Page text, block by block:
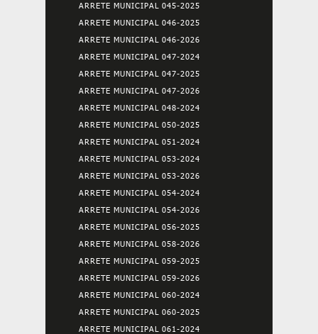
ARRETE MUNICIPAL 045-2025
ARRETE MUNICIPAL 046-2025
ARRETE MUNICIPAL 046-2026
ARRETE MUNICIPAL 047-2024
ARRETE MUNICIPAL 047-2025
ARRETE MUNICIPAL 047-2026
ARRETE MUNICIPAL 048-2024
ARRETE MUNICIPAL 050-2025
ARRETE MUNICIPAL 051-2024
ARRETE MUNICIPAL 053-2024
ARRETE MUNICIPAL 053-2026
ARRETE MUNICIPAL 054-2024
ARRETE MUNICIPAL 054-2026
ARRETE MUNICIPAL 056-2025
ARRETE MUNICIPAL 058-2026
ARRETE MUNICIPAL 059-2025
ARRETE MUNICIPAL 059-2026
ARRETE MUNICIPAL 060-2024
ARRETE MUNICIPAL 060-2025
ARRETE MUNICIPAL 061-2024